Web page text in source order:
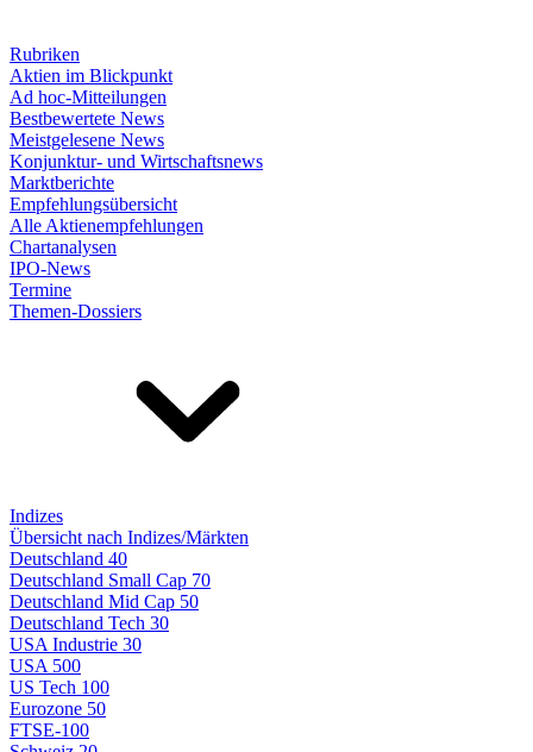
Rubriken
Aktien im Blickpunkt
Ad hoc-Mitteilungen
Bestbewertete News
Meistgelesene News
Konjunktur- und Wirtschaftsnews
Marktberichte
Empfehlungsübersicht
Alle Aktienempfehlungen
Chartanalysen
IPO-News
Termine
Themen-Dossiers
Indizes
Übersicht nach Indizes/Märkten
Deutschland 40
Deutschland Small Cap 70
Deutschland Mid Cap 50
Deutschland Tech 30
USA Industrie 30
USA 500
US Tech 100
Eurozone 50
FTSE-100